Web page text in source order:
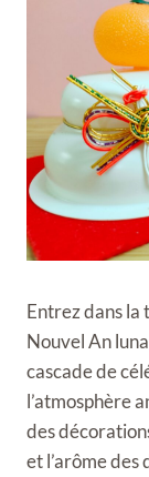
Entrez dans la
Nouvel An
cascade de
l’atmosphère
des
et l’arôme